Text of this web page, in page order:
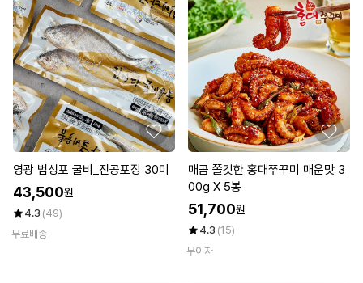
영광 법성포 굴비_진공포장 30미
43,500원
4.3 (49)
무료배송
매콤 쫄깃한 홍대쭈꾸미 매운맛 3
00g X 5봉
51,700원
4.3 (15)
무이자